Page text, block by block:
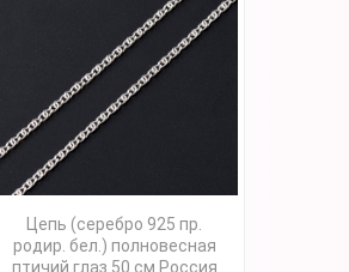
Цепь (серебро 925 пр.
родир. бел.) полновесная
птичий глаз 50 см Россия